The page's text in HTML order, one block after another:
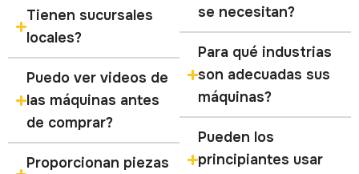
Tienen sucursales
locales?
Puedo ver videos de
las máquinas antes
de comprar?
Proporcionan piezas
se necesitan?
Para qué industrias
son adecuadas sus
máquinas?
Pueden los
principiantes usar